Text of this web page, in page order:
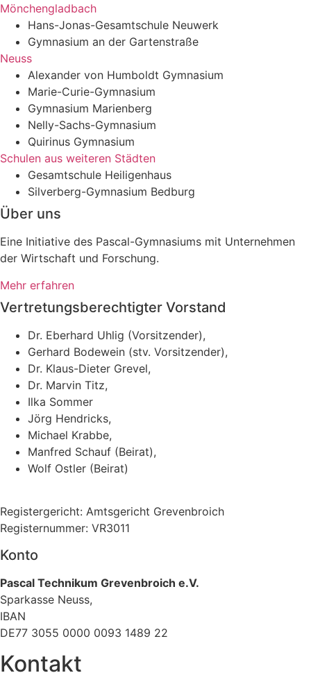
Mönchengladbach
Hans-Jonas-Gesamtschule Neuwerk
Gymnasium an der Gartenstraße
Neuss
Alexander von Humboldt Gymnasium
Marie-Curie-Gymnasium
Gymnasium Marienberg
Nelly-Sachs-Gymnasium
Quirinus Gymnasium
Schulen aus weiteren Städten
Gesamtschule Heiligenhaus
Silverberg-Gymnasium Bedburg
Über uns
Eine Initiative des Pascal-Gymnasiums mit Unternehmen
der Wirtschaft und Forschung.
Mehr erfahren
Vertretungsberechtigter Vorstand
Dr. Eberhard Uhlig (Vorsitzender),
Gerhard Bodewein (stv. Vorsitzender),
Dr. Klaus-Dieter Grevel,
Dr. Marvin Titz,
Ilka Sommer
Jörg Hendricks,
Michael Krabbe,
Manfred Schauf (Beirat),
Wolf Ostler (Beirat)
Registergericht: Amtsgericht Grevenbroich
Registernummer: VR3011
Konto
Pascal Technikum Grevenbroich e.V.
Sparkasse Neuss,
IBAN
DE77 3055 0000 0093 1489 22
Kontakt